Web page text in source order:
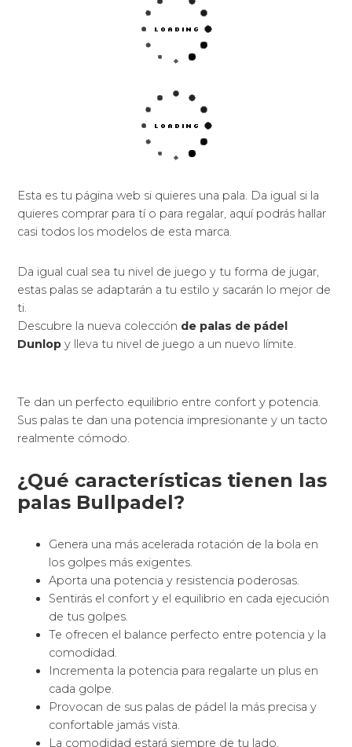
Esta es tu página web si quieres una pala. Da igual si la
quieres comprar para tí o para regalar, aquí podrás hallar
casi todos los modelos de esta marca.
Da igual cual sea tu nivel de juego y tu forma de jugar,
estas palas se adaptarán a tu estilo y sacarán lo mejor de
ti.
Descubre la nueva colección de palas de pádel
Dunlop y lleva tu nivel de juego a un nuevo límite.
Te dan un perfecto equilibrio entre confort y potencia.
Sus palas te dan una potencia impresionante y un tacto
realmente cómodo.
¿Qué características tienen las
palas Bullpadel?
Genera una más acelerada rotación de la bola en
los golpes más exigentes.
Aporta una potencia y resistencia poderosas.
Sentirás el confort y el equilibrio en cada ejecución
de tus golpes.
Te ofrecen el balance perfecto entre potencia y la
comodidad.
Incrementa la potencia para regalarte un plus en
cada golpe.
Provocan de sus palas de pádel la más precisa y
confortable jamás vista.
La comodidad estará siempre de tu lado.